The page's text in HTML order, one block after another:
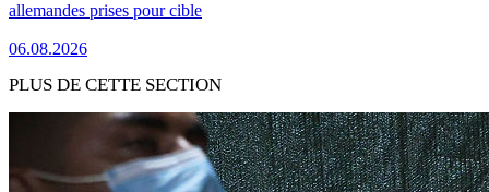
allemandes prises pour cible
06.08.2026
PLUS DE CETTE SECTION